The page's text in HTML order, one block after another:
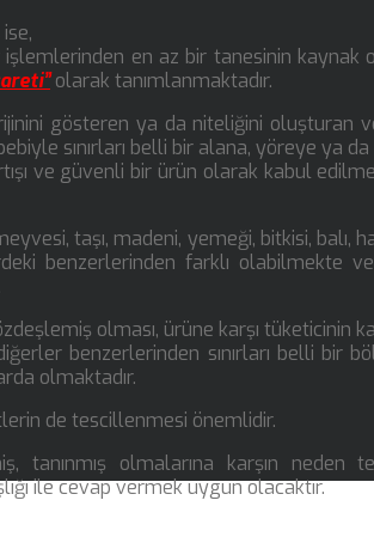
en az bir tanesinin kaynak
olarak tanımlanmaktadır.
gösteren ya da niteliğini oluşturan
sınırları belli bir alana, yöreye ya da
ve güvenli bir ürün olarak kabul
taşı, madeni, yemeği, bitkisi, balı,
benzerlerinden farklı olabilmekte
olması, ürüne karşı tüketicinin
benzerlerinden sınırları belli bir
olmaktadır.
de tescillenmesi önemlidir.
tanınmış olmalarına karşın neden
ile cevap vermek uygun olacaktır.